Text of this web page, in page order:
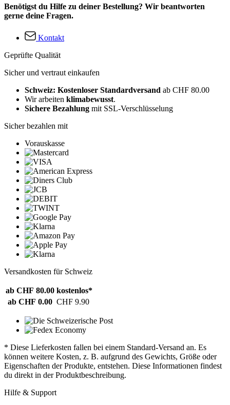
Benötigst du Hilfe zu deiner Bestellung? Wir beantworten
gerne deine Fragen.
Kontakt
Geprüfte Qualität
Sicher und vertraut einkaufen
Schweiz: Kostenloser Standardversand ab CHF 80.00
Wir arbeiten klimabewusst.
Sichere Bezahlung mit SSL-Verschlüsselung
Sicher bezahlen mit
Vorauskasse
Versandkosten für Schweiz
ab CHF 80.00 kostenlos*
ab CHF 0.00 CHF 9.90
* Diese Lieferkosten fallen bei einem Standard-Versand an. Es
können weitere Kosten, z. B. aufgrund des Gewichts, Größe oder
Eigenschaften der Produkte, entstehen. Diese Informationen findest
du direkt in der Produktbeschreibung.
Hilfe & Support